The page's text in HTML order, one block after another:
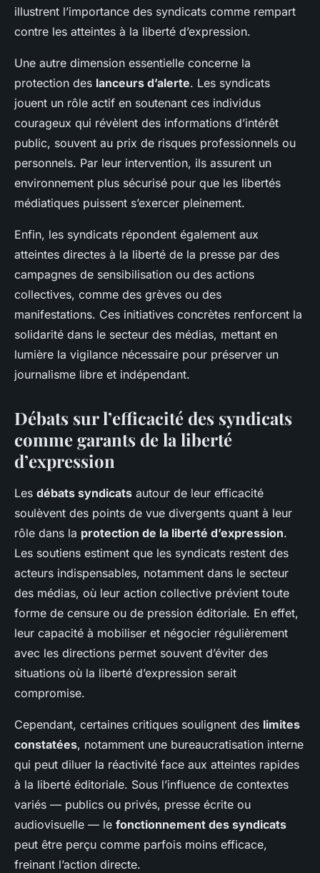
illustrent l’importance des syndicats comme rempart
contre les atteintes à la liberté d’expression.
Une autre dimension essentielle concerne la
protection des lanceurs d’alerte. Les syndicats
jouent un rôle actif en soutenant ces individus
courageux qui révèlent des informations d’intérêt
public, souvent au prix de risques professionnels ou
personnels. Par leur intervention, ils assurent un
environnement plus sécurisé pour que les libertés
médiatiques puissent s’exercer pleinement.
Enfin, les syndicats répondent également aux
atteintes directes à la liberté de la presse par des
campagnes de sensibilisation ou des actions
collectives, comme des grèves ou des
manifestations. Ces initiatives concrètes renforcent la
solidarité dans le secteur des médias, mettant en
lumière la vigilance nécessaire pour préserver un
journalisme libre et indépendant.
Débats sur l’efficacité des syndicats
comme garants de la liberté
d’expression
Les débats syndicats autour de leur efficacité
soulèvent des points de vue divergents quant à leur
rôle dans la protection de la liberté d’expression.
Les soutiens estiment que les syndicats restent des
acteurs indispensables, notamment dans le secteur
des médias, où leur action collective prévient toute
forme de censure ou de pression éditoriale. En effet,
leur capacité à mobiliser et négocier régulièrement
avec les directions permet souvent d’éviter des
situations où la liberté d’expression serait
compromise.
Cependant, certaines critiques soulignent des limites
constatées, notamment une bureaucratisation interne
qui peut diluer la réactivité face aux atteintes rapides
à la liberté éditoriale. Sous l’influence de contextes
variés — publics ou privés, presse écrite ou
audiovisuelle — le fonctionnement des syndicats
peut être perçu comme parfois moins efficace,
freinant l’action directe.